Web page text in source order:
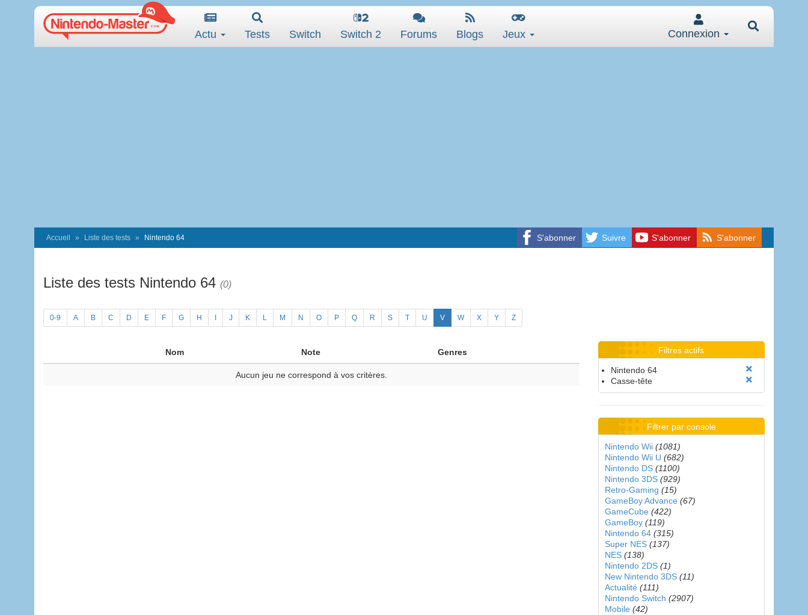
Actu Tests Switch Switch 2 Forums Blogs Jeux Connexion
S'abonner Suivre S'abonner S'abonner
Accueil Liste des tests Nintendo 64
Liste des tests Nintendo 64 (0)
0-9 A B C D E F G H J K L M N O P Q R S T U V W X Y Z
Nom Note Genres
Aucun jeu ne correspond à vos critères.
Filtres actifs
Nintendo 64
Casse-tête
Filtrer par console
Nintendo Wii (1081)
Nintendo Wii U (682)
Nintendo DS (1100)
Nintendo 3DS (929)
Retro-Gaming (15)
GameBoy Advance (67)
GameCube (422)
GameBoy (119)
Nintendo 64 (315)
Super NES (137)
NES (138)
Nintendo 2DS (1)
New Nintendo 3DS (11)
Actualité (111)
Nintendo Switch (2907)
Mobile (42)